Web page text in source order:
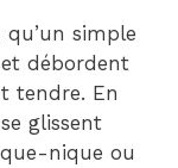
simple
débordent
tendre. En
glissent
nique ou